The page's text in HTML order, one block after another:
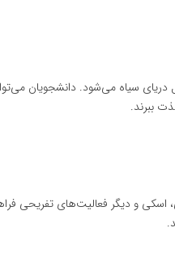
سیاه می‌شود. دانشجویان
ببرند.
و دیگر فعالیت‌های تفریحی